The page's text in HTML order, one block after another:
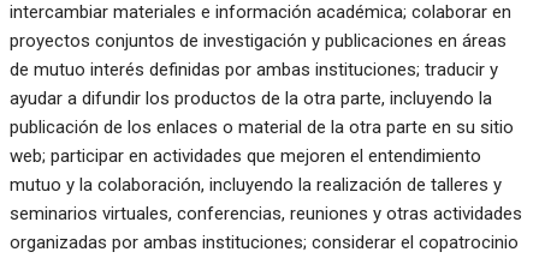
intercambiar materiales e información académica; colaborar en
proyectos conjuntos de investigación y publicaciones en áreas
de mutuo interés definidas por ambas instituciones; traducir y
ayudar a difundir los productos de la otra parte, incluyendo la
publicación de los enlaces o material de la otra parte en su sitio
web; participar en actividades que mejoren el entendimiento
mutuo y la colaboración, incluyendo la realización de talleres y
seminarios virtuales, conferencias, reuniones y otras actividades
organizadas por ambas instituciones; considerar el copatrocinio